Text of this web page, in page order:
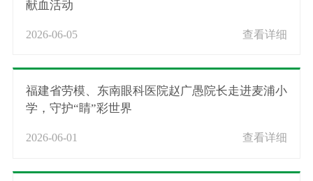
献血活动
2026-06-05 查看详细
福建省劳模、东南眼科医院赵广愚院长走进麦浦小
学，守护“睛”彩世界
2026-06-01 查看详细